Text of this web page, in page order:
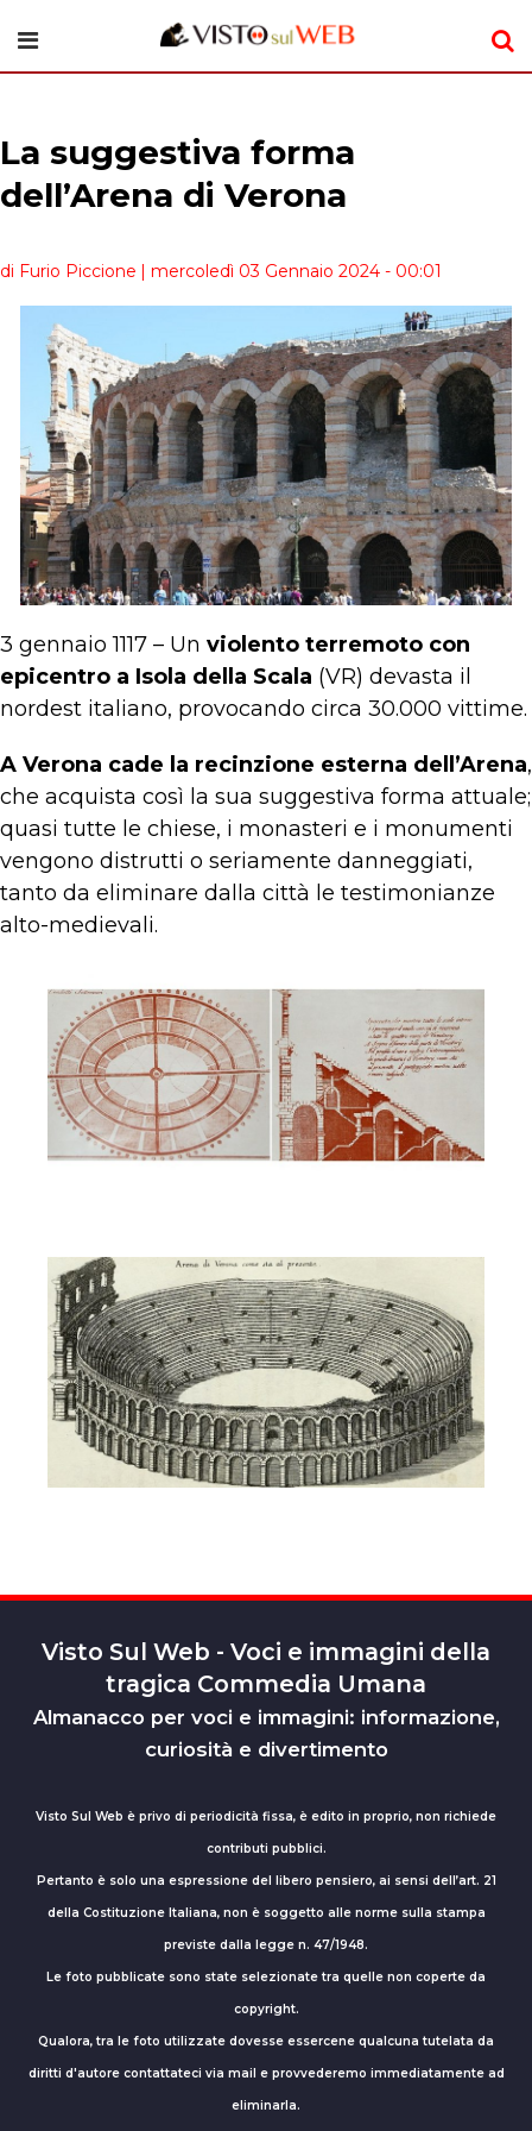
La suggestiva forma
dell’Arena di Verona
di Furio Piccione | mercoledì 03 Gennaio 2024 - 00:01
3 gennaio 1117 – Un violento terremoto con
epicentro a Isola della Scala (VR) devasta il
nordest italiano, provocando circa 30.000 vittime.
A Verona cade la recinzione esterna dell’Arena,
che acquista così la sua suggestiva forma attuale;
quasi tutte le chiese, i monasteri e i monumenti
vengono distrutti o seriamente danneggiati,
tanto da eliminare dalla città le testimonianze
alto-medievali.
Visto Sul Web - Voci e immagini della
tragica Commedia Umana
Almanacco per voci e immagini: informazione,
curiosità e divertimento
Visto Sul Web è privo di periodicità fissa, è edito in proprio, non richiede
contributi pubblici.
Pertanto è solo una espressione del libero pensiero, ai sensi dell’art. 21
della Costituzione Italiana, non è soggetto alle norme sulla stampa
previste dalla legge n. 47/1948.
Le foto pubblicate sono state selezionate tra quelle non coperte da
copyright.
Qualora, tra le foto utilizzate dovesse essercene qualcuna tutelata da
diritti d'autore contattateci via mail e provvederemo immediatamente ad
eliminarla.